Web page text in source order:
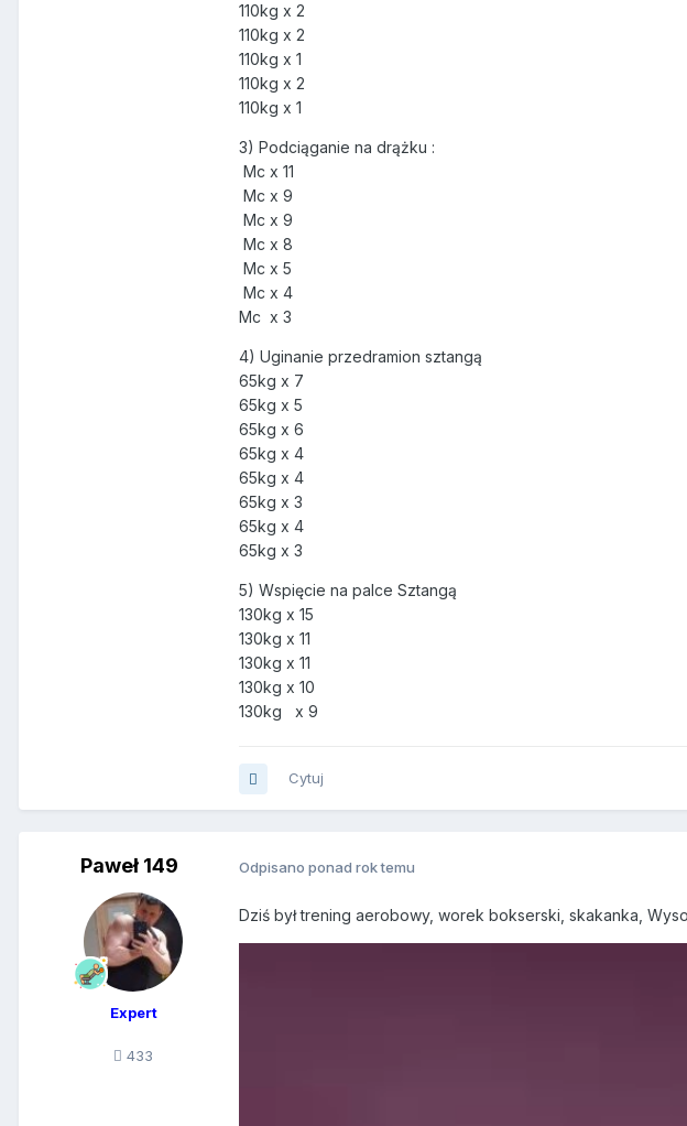
110kg x 2
110kg x 2
110kg x 1
110kg x 2
110kg x 1
3) Podciąganie na drążku :
Mc x 11
Mc x 9
Mc x 9
Mc x 8
Mc x 5
Mc x 4
Mc x 3
4) Uginanie przedramion sztangą
65kg x 7
65kg x 5
65kg x 6
65kg x 4
65kg x 4
65kg x 3
65kg x 4
65kg x 3
5) Wspięcie na palce Sztangą
130kg x 15
130kg x 11
130kg x 11
130kg x 10
130kg x 9
Cytuj
Paweł 149
Expert
433
Odpisano ponad rok temu
Dziś był trening aerobowy, worek bokserski, skakanka,